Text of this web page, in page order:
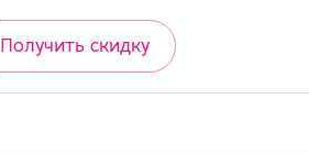
Получить скидку